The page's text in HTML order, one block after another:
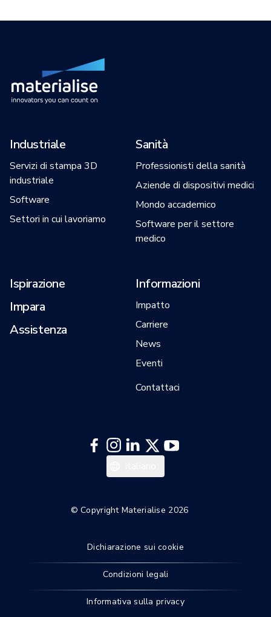
Industriale
Servizi di stampa 3D
industriale
Software
Settori in cui lavoriamo
Sanità
Professionisti della sanità
Aziende di dispositivi medici
Mondo accademico
Software per il settore
medico
Ispirazione
Impara
Assistenza
Informazioni
Impatto
Carriere
News
Eventi
Contattaci
Français
© Copyright Materialise 2026
Dichiarazione sui cookie
Condizioni legali
Informativa sulla privacy